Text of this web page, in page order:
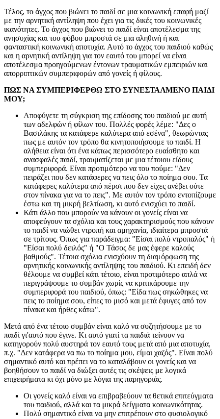
Τέλος, το άγχος που βιώνει το παιδί σε μια κοινωνική επαφή μαζί
με την αρνητική αντίληψη που έχει για τις δικές του κοινωνικές
ικανότητες. Το άγχος που βιώνει το παιδί είναι αποτέλεσμα της
ανησυχίας και του φόβου μπροστά σε μια αληθινή ή και
φανταστική κοινωνική αποτυχία. Αυτό το άγχος του παιδιού καθώς
και η αρνητική αντίληψη για τον εαυτό του μπορεί να είναι
αποτέλεσμα προηγούμενων έντονων τραυματικών εμπειριών και
απορριπτικών συμπεριφορών από γονείς ή φίλους.
ΠΩΣ ΝΑ ΣΥΜΠΕΡΙΦΕΡΘΩ ΣΤΟ ΣΥΝΕΣΤΑΛΜΕΝΟ ΠΑΙΔΙ
ΜΟΥ;
Αποφύγετε τη σύγκριση της επίδοσης του παιδιού με αυτή
των αδελφών ή φίλων του. Πολλές φορές λέμε: "Δες ο
Βασιλάκης τα κατάφερε καλύτερα από εσένα", θεωρώντας
πως με αυτόν τον τρόπο θα κινητοποιήσουμε το παιδί. Η
αλήθεια είναι ότι ένα κάπως περισσότερο ευαίσθητο και
ανασφαλές παιδί, τραυματίζεται με μια τέτοιου είδους
συμπεριφορά. Είναι προτιμότερο να του πούμε: "Δεν
πειράζει που δεν κατάφερες να πεις όλο το ποίημα σου. Τα
κατάφερες καλύτερα από πέρσι που δεν είχες ανέβει ούτε
στον πίνακα για να το πεις". Με αυτόν τον τρόπο εντοπίζουμε
έστω και τη μικρή βελτίωση, κι αυτό ενισχύει το παιδί.
Κάτι άλλο που μπορούν να κάνουν οι γονείς είναι να
αποφεύγουν τα σχόλια και τους χαρακτηρισμούς που κάνουν
το παιδί να νιώθει ντροπή και αμηχανία, ιδιαίτερα μπροστά
σε τρίτους. Όπως για παράδειγμα: "Είσαι πολύ ντροπαλός" ή
"Είσαι πολύ δειλός" ή "Ο Τάσος δε μας έφερε καλούς
βαθμούς". Τέτοια σχόλια ενισχύουν τη διαμόρφωση της
αρνητικής κοινωνικής αντίληψης του παιδιού. Κι επειδή δεν
θέλουμε να συμβεί κάτι τέτοιο, είναι προτιμότερο απλά να
περιγράψουμε το συμβάν χωρίς να κριτικάρουμε την
συμπεριφορά του παιδιού, όπως: "Είδα πως σηκώθηκες να
πεις το ποίημα σου, είπες το μισό και μετά έφυγες από τον
πίνακα και ήρθες κάτω".
Μετά από ένα τέτοιο συμβάν είναι καλό να συζητήσουμε με το
παιδί γι'αυτό που έγινε. Κι αυτό γιατί τα παιδιά τείνουν να
κατηγορούν πολύ αυστηρά τον εαυτό τους μετά από μια αποτυχία,
π.χ. "Δεν κατάφερα να πω το ποίημα μου, είμαι χαζός". Είναι πολύ
σημαντικό αυτό και πρέπει να το καταλάβουν οι γονείς και να
βοηθήσουν το παιδί να διώξει αυτές τις σκέψεις με λογικά
επιχειρήματα κι όχι μόνο με λόγια της παρηγοριάς.
Οι γονείς καλό είναι να επιβραβεύουν τα θετικά επιτεύγματα
του παιδιού, αλλά και τα μικρά δείγματα κοινωνικότητας.
Πολύ σημαντικό είναι να μην επιτρέπουν στο φυσιολογικό